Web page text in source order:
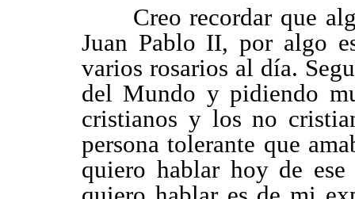
Creo recordar que
Juan Pablo II, por algo
varios rosarios al día.
del Mundo y pidiendo
cristianos y los no
persona tolerante que
quiero hablar hoy de